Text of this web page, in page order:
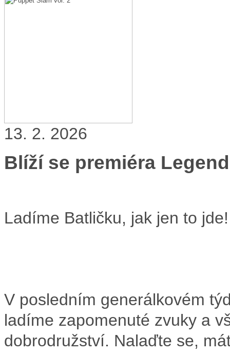
13. 2. 2026
Blíží se premiéra
Ladíme Batličku, jak jen to jde!
V posledním generálkovém
ladíme zapomenuté zvuky a
dobrodružství. Nalaďte se,